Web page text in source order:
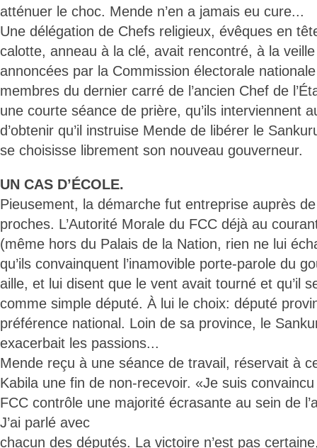
atténuer le choc. Mende n’en a jamais eu cure...
Une délégation de Chefs religieux, évêques en
calotte, anneau à la clé, avait rencontré, à la
annoncées par la Commission électorale
membres du dernier carré de l’ancien Chef de
une courte séance de prière, qu’ils interviennent
d’obtenir qu’il instruise Mende de libérer le
se choisisse librement son nouveau gouverneur.
UN CAS D’ÉCOLE.
Pieusement, la démarche fut entreprise auprès
proches. L’Autorité Morale du FCC déjà au
(même hors du Palais de la Nation, rien ne lui
qu’ils convainquent l’inamovible porte-parole du
aille, et lui disent que le vent avait tourné et qu’il
comme simple député. À lui le choix: député
préférence national. Loin de sa province, le
exacerbait les passions...
Mende reçu à une séance de travail, réservait à
Kabila une fin de non-recevoir. «Je suis
FCC contrôle une majorité écrasante au sein de
J’ai parlé avec
chacun des députés. La victoire n’est pas